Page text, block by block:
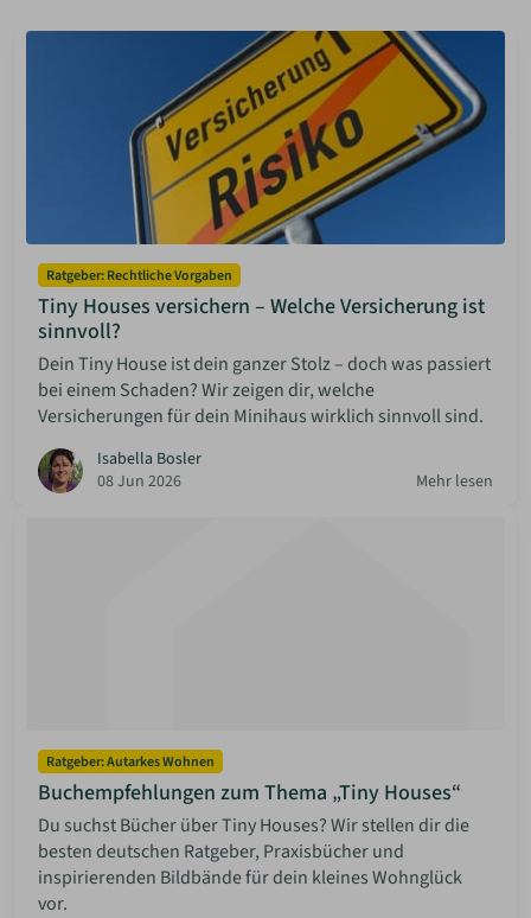
ANMELDEN
MERKLISTE
Ratgeber: Rechtliche Vorgaben
Tiny Houses versichern – Welche Versicherung ist
sinnvoll?
Dein Tiny House ist dein ganzer Stolz – doch was passiert
bei einem Schaden? Wir zeigen dir, welche
Versicherungen für dein Minihaus wirklich sinnvoll sind.
Isabella Bosler
08 Jun 2026
Mehr lesen
Ratgeber: Autarkes Wohnen
Buchempfehlungen zum Thema „Tiny Houses“
Du suchst Bücher über Tiny Houses? Wir stellen dir die
besten deutschen Ratgeber, Praxisbücher und
inspirierenden Bildbände für dein kleines Wohnglück
vor.